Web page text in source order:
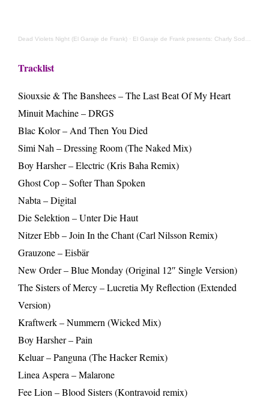
Dead Violets Night (El Garaje de Frank) · El Garaje de Frank presents: Charly Sodiaz
Tracklist
Siouxsie & The Banshees – The Last Beat Of My Heart
Minuit Machine – DRGS
Blac Kolor – And Then You Died
Simi Nah – Dressing Room (The Naked Mix)
Boy Harsher – Electric (Kris Baha Remix)
Ghost Cop – Softer Than Spoken
Nabta – Digital
Die Selektion – Unter Die Haut
Nitzer Ebb – Join In the Chant (Carl Nilsson Remix)
Grauzone – Eisbär
New Order – Blue Monday (Original 12″ Single Version)
The Sisters of Mercy – Lucretia My Reflection (Extended
Version)
Kraftwerk – Nummern (Wicked Mix)
Boy Harsher – Pain
Keluar – Panguna (The Hacker Remix)
Linea Aspera – Malarone
Fee Lion – Blood Sisters (Kontravoid remix)